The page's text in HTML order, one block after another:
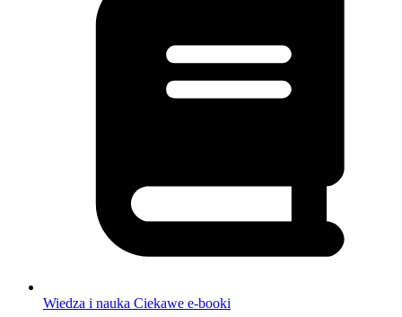
Wiedza i nauka Ciekawe e-booki